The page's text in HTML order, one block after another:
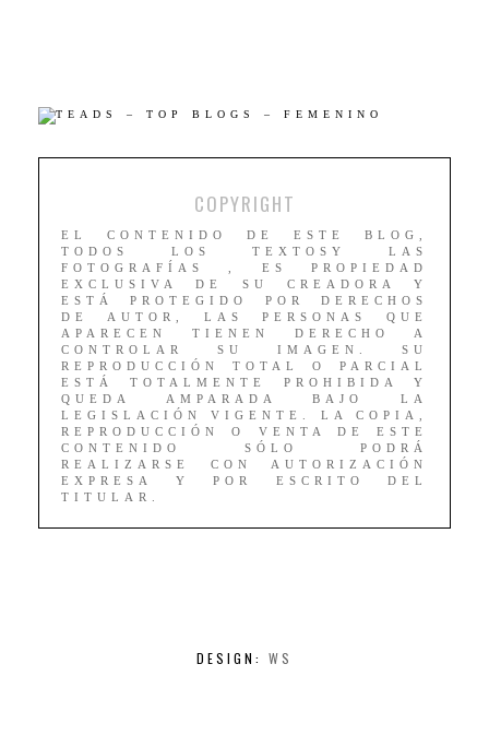
COPYRIGHT
EL CONTENIDO DE ESTE BLOG,
TODOS LOS TEXTOSY LAS
FOTOGRAFÍAS , ES PROPIEDAD
EXCLUSIVA DE SU CREADORA Y
ESTÁ PROTEGIDO POR DERECHOS
DE AUTOR, LAS PERSONAS QUE
APARECEN TIENEN DERECHO A
CONTROLAR SU IMAGEN. SU
REPRODUCCIÓN TOTAL O PARCIAL
ESTÁ TOTALMENTE PROHIBIDA Y
QUEDA AMPARADA BAJO LA
LEGISLACIÓN VIGENTE. LA COPIA,
REPRODUCCIÓN O VENTA DE ESTE
CONTENIDO SÓLO PODRÁ
REALIZARSE CON AUTORIZACIÓN
EXPRESA Y POR ESCRITO DEL
TITULAR.
DESIGN: WS